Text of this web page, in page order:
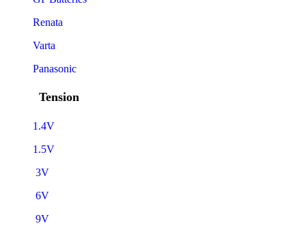
Renata
Varta
Panasonic
Tension
1.4V
1.5V
3V
6V
9V